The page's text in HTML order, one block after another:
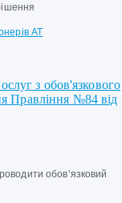
АТ
з обов'язкового
Правління №84 від
обов’язковий